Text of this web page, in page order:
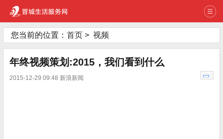
您当前的位置： 首页 > 视频
年终视频策划:2015，我们看到什么
2015-12-29 09:48 新浪新闻